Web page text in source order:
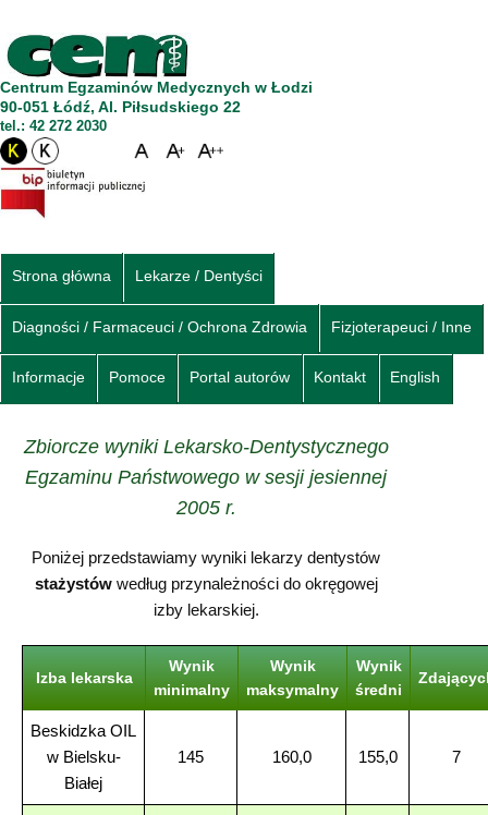
Centrum Egzaminów Medycznych w Łodzi
90-051 Łódź, Al. Piłsudskiego 22
tel.: 42 272 2030
Strona główna Lekarze / Dentyści
Diagności / Farmaceuci / Ochrona Zdrowia Fizjoterapeuci / Inne
Informacje Pomoce Portal autorów Kontakt English
Zbiorcze wyniki Lekarsko-Dentystycznego
Egzaminu Państwowego w sesji jesiennej
2005 r.
Poniżej przedstawiamy wyniki lekarzy dentystów
stażystówwedług przynależności do okręgowej
izby lekarskiej.
Izba lekarska
Wynik
minimalny
Wynik
maksymalny
Wynik
średni
Beskidzka OIL
w Bielsku-
Białej
145 160,0 155,0 7